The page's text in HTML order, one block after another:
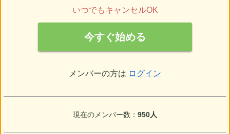
いつでもキャンセルOK
今すぐ始める
メンバーの方は ログイン
現在のメンバー数： 950人